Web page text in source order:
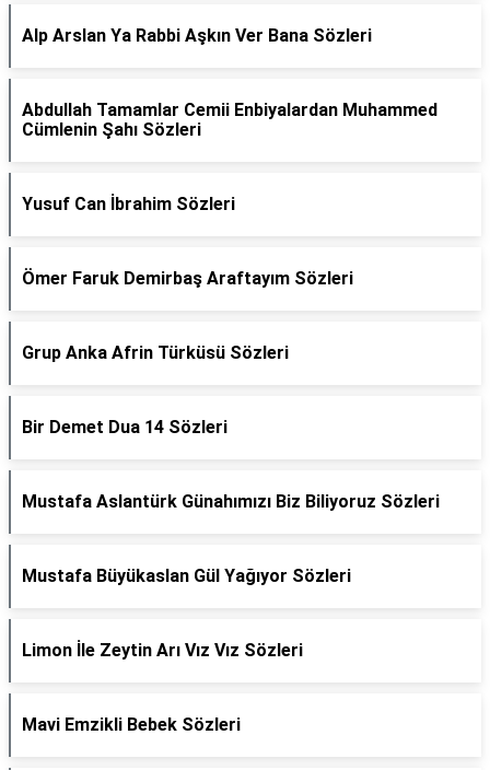
Alp Arslan Ya Rabbi Aşkın Ver Bana Sözleri
Abdullah Tamamlar Cemii Enbiyalardan Muhammed
Cümlenin Şahı Sözleri
Yusuf Can İbrahim Sözleri
Ömer Faruk Demirbaş Araftayım Sözleri
Grup Anka Afrin Türküsü Sözleri
Bir Demet Dua 14 Sözleri
Mustafa Aslantürk Günahımızı Biz Biliyoruz Sözleri
Mustafa Büyükaslan Gül Yağıyor Sözleri
Limon İle Zeytin Arı Vız Vız Sözleri
Mavi Emzikli Bebek Sözleri